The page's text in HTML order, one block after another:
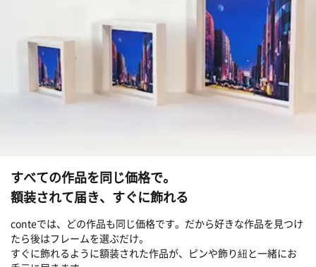
すべての作品を同じ価格で。
額装されて届き、すぐに飾れる
conteでは、どの作品も同じ価格です。だから好きな作品を見つけ
たら後はフレームを選ぶだけ。
すぐに飾れるように額装された作品が、ピンや飾り紐と一緒にお